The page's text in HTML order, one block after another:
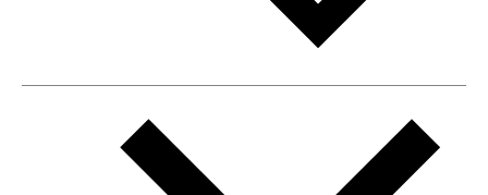
gratis zoekservice
huis verkopen